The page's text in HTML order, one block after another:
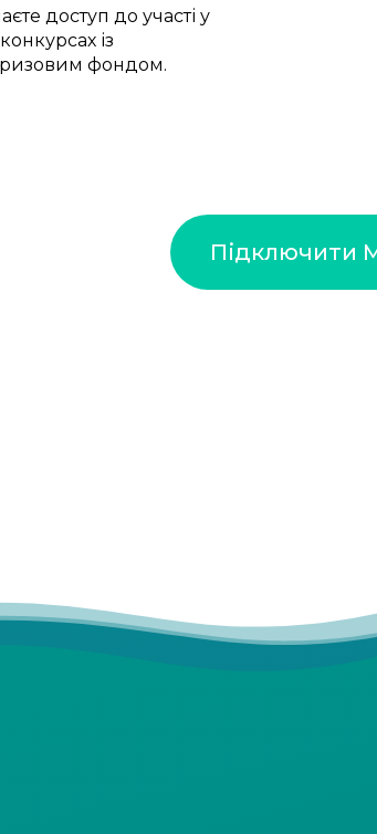
доступ до участі у
із
фондом.
Підключити